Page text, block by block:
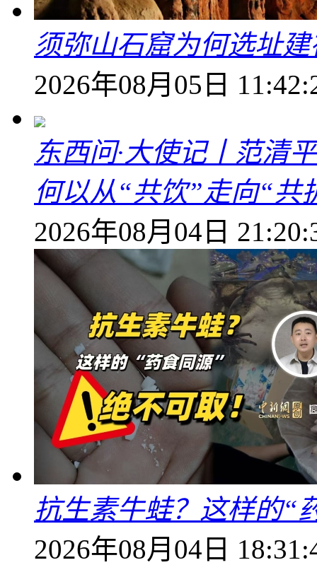
须弥山石窟为何选址
2026年08月05日
东西问·大使记丨范清
何以从“共饮”走向“共
2026年08月04日
抗生素牛蛙？这样的“
2026年08月04日